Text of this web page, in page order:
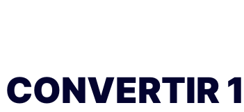
CONVERTIR